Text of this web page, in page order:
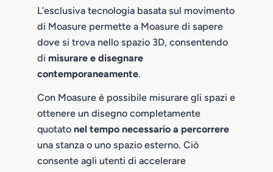
L'esclusiva tecnologia basata sul movimento
di Moasure permette a Moasure di sapere
dove si trova nello spazio 3D, consentendo
di misurare e disegnare
contemporaneamente.
Con Moasure è possibile misurare gli spazi e
ottenere un disegno completamente
quotato nel tempo necessario a percorrere
una stanza o uno spazio esterno. Ciò
consente agli utenti di accelerare